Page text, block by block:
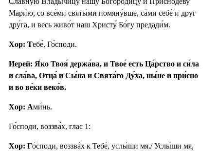
Мари́ю, со все́ми святы́ми помяну́вше, са́ми себе́ и друг
дру́га, и весь живо́т наш Христу́ Бо́гу предади́м.
Хор: Тебе́, Го́споди.
Иерей: Я́ко Твоя́ держа́ва, и Твое́ есть Ца́рство и си́ла
и сла́ва, Отца́ и Сы́на и Свята́го Ду́ха, ны́не и при́сно
и во ве́ки веко́в.
Хор: Ами́нь.
Го́споди, воззва́х, глас 1:
Хор: Го́споди, воззва́х к Тебе́, услы́ши мя./ Услы́ши мя,